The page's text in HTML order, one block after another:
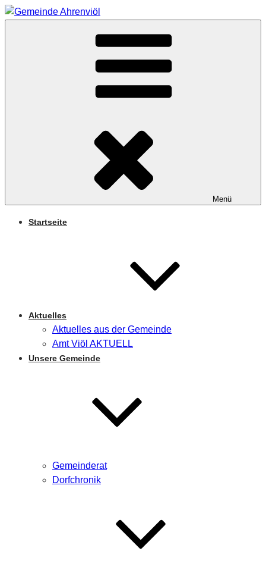
Zum
GEMEINDE
AHRENVIÖL
Menü
Startseite
Aktuelles
Aktuelles aus der Gemeinde
Amt Viöl AKTUELL
Unsere Gemeinde
Gemeinderat
Dorfchronik